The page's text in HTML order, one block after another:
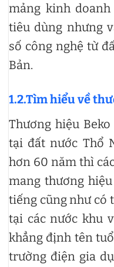
mảng kinh
tiêu dùng nhưng
số công nghệ từ
Bản.
1.2.Tìm hiểu về
Thương hiệu
tại đất nước Thổ
hơn 60 năm thì
mang thương
tiếng cũng như có
tại các nước khu
khẳng định tên
trường điện gia